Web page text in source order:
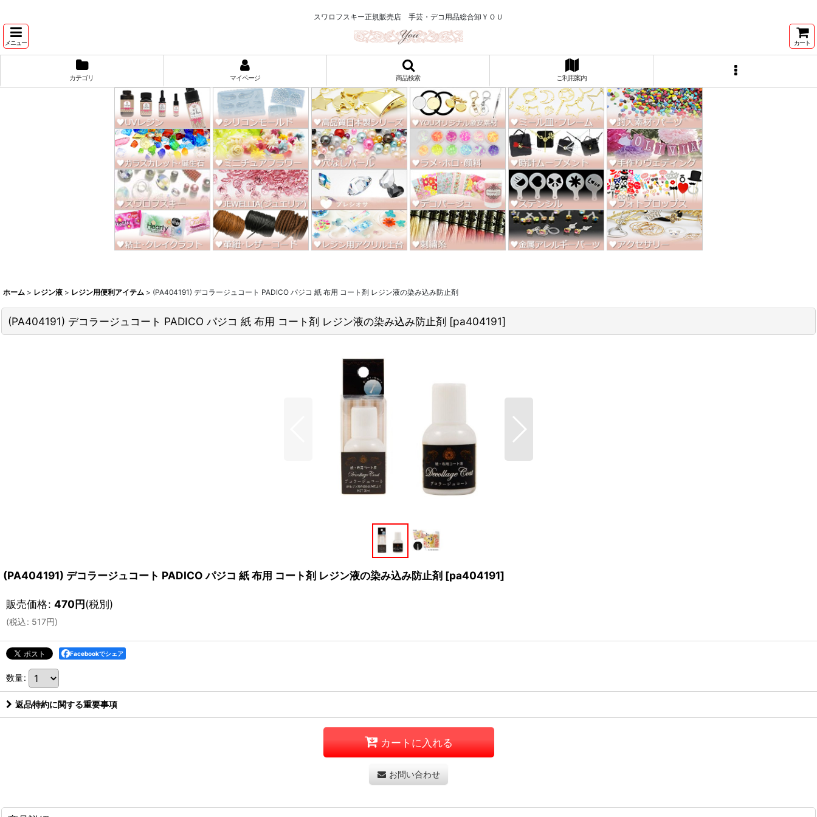
スワロフスキー正規販売店 手芸・デコ用品総合卸ＹＯＵ
メニュー カート
カテゴリ マイページ 商品検索 ご利用案内
ホーム > レジン液 > レジン用便利アイテム > (PA404191) デコラージュコート PADICO パジコ 紙 布用 コート剤 レジン液の染み込み防止剤
(PA404191) デコラージュコート PADICO パジコ 紙 布用 コート剤 レジン液の染み込み防止剤 [pa404191]
(PA404191) デコラージュコート PADICO パジコ 紙 布用 コート剤 レジン液の染み込み防止剤 [pa404191]
販売価格: 470円(税別)
(税込: 517円)
Facebookでシェア
数量:
返品特約に関する重要事項
カートに入れる
お問い合わせ